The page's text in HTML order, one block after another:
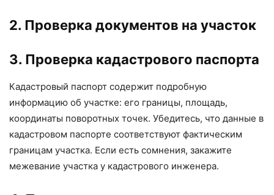
2. Проверка документов на участок
3. Проверка кадастрового паспорта
Кадастровый паспорт содержит подробную
информацию об участке: его границы, площадь,
координаты поворотных точек. Убедитесь, что данные в
кадастровом паспорте соответствуют фактическим
границам участка. Если есть сомнения, закажите
межевание участка у кадастрового инженера.